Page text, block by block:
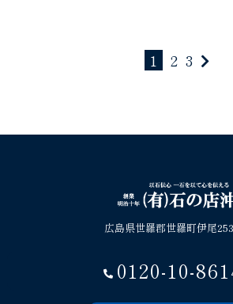
1 2 3
広島県世羅郡世羅町伊尾
0120-10-